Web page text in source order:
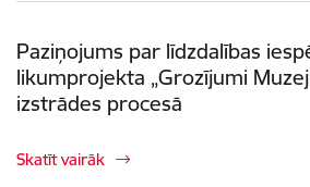
Paziņojums par līdzdalības
likumprojekta „Grozījumi
izstrādes procesā
Skatīt vairāk